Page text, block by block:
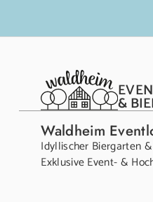
&
Waldheim
Idyllischer Biergarten &
Exklusive Event- &